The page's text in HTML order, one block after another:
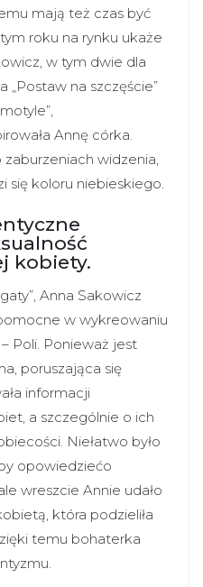
mają też czas być
roku na rynku ukaże
w tym dwie dla
„Postaw na szczęście”
Annę córka.
widzenia,
się koloru niebieskiego.
kobiety.
Anna Sakowicz
w wykreowaniu
Poli. Ponieważ jest
poruszająca się
informacji
a szczególnie o ich
Niełatwo było
opowiedziećo
wreszcie Annie udało
która podzieliła
temu bohaterka